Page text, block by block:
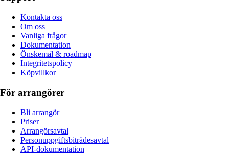
Kontakta oss
Om oss
Vanliga frågor
Dokumentation
Önskemål & roadmap
Integritetspolicy
Köpvillkor
För arrangörer
Bli arrangör
Priser
Arrangörsavtal
Personuppgiftsbiträdesavtal
API-dokumentation